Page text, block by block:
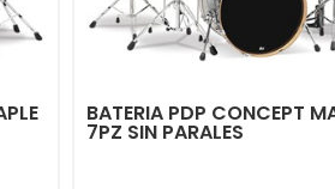
BATERIA PDP CONCEPT
7PZ SIN PARALES